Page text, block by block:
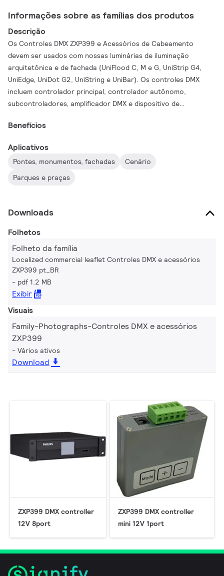
Informações sobre as famílias dos produtos
Descrição
Os Controles DMX ZXP399 e Acessórios de Cabeamento
devem ser usados com nossas luminárias de iluminação
arquitetônica e de fachada (UniFlood C, M e G, UniStrip G4,
UniEdge, UniDot G2, UniString e UniBar). Os controles DMX
incluem controlador principal, controlador autônomo,
subcontroladores, amplificador DMX e dispositivo de
industrial que pode controlar até 6000 universos DMX.
com até 700 universos DMX. Os acessórios de fiação incluem
cabos principais e jumper com conectores IP67 macho e fêmea
e terminações. Dispositivo de endereçamento: Dispositivo
compacto, IP65 e de baixa potência que pode amplificar o sinal
Benefícios
Aplicativos
Pontes, monumentos, fachadas
Cenário
Parques e praças
Downloads
Folhetos
Folheto da família
Localized commercial leaflet Controles DMX e acessórios
ZXP399 pt_BR
pdf 1.2 MB
Exibir
Visuais
Family-Photographs-Controles DMX e acessórios
ZXP399
Vários ativos
Download
ZXP399 DMX controller
12V 8port
ZXP399 DMX controller
mini 12V 1port